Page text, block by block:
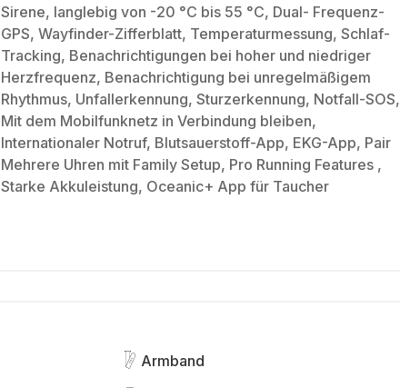
Sirene, langlebig von -20 °C bis 55 °C, Dual- Frequenz-
GPS, Wayfinder-Zifferblatt, Temperaturmessung, Schlaf-
Tracking, Benachrichtigungen bei hoher und niedriger
Herzfrequenz, Benachrichtigung bei unregelmäßigem
Rhythmus, Unfallerkennung, Sturzerkennung, Notfall-SOS,
Mit dem Mobilfunknetz in Verbindung bleiben,
Internationaler Notruf, Blutsauerstoff-App, EKG-App, Pair
Mehrere Uhren mit Family Setup, Pro Running Features ,
Starke Akkuleistung, Oceanic+ App für Taucher
Armband